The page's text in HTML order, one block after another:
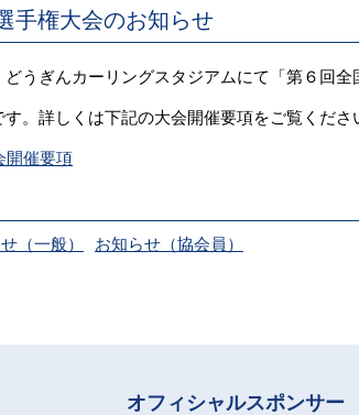
手権大会のお知らせ
うぎんカーリングスタジアムにて「第６回
。詳しくは下記の大会開催要項をご覧くださ
開催要項
（一般） お知らせ（協会員）
オフィシャルスポンサー